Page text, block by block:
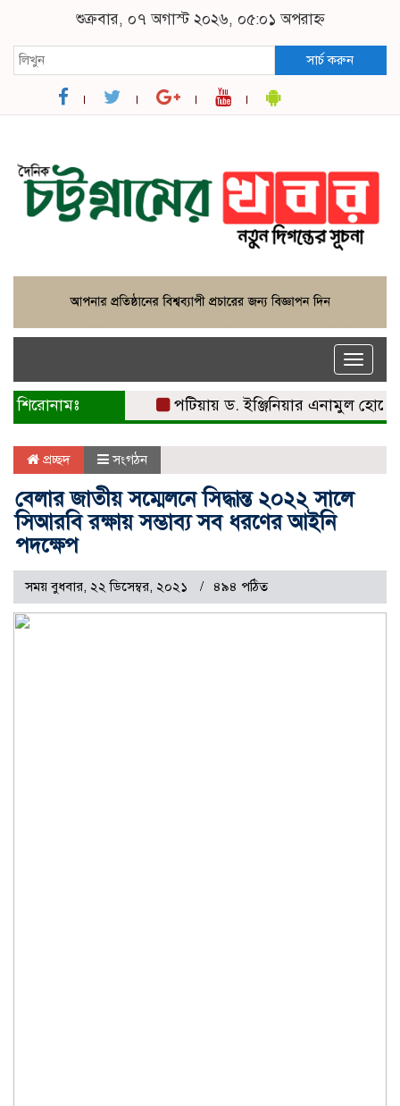
শুক্রবার, ০৭ অগাস্ট ২০২৬, ০৫:০১ অপরাহ্ন
সার্চ করুন
Toggle
শিরোনামঃ পটিয়ায় ড. ইঞ্জিনিয়ার এনামুল হোসেনকে
প্রচ্ছদ সংগঠন
বেলার জাতীয় সম্মেলনে সিদ্ধান্ত ২০২২ সালে
সিআরবি রক্ষায় সম্ভাব্য সব ধরণের আইনি
পদক্ষেপ
সময় বুধবার, ২২ ডিসেম্বর, ২০২১ ৪৯৪ পঠিত